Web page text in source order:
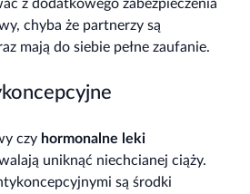
z dodatkowego zabezpieczenia
chyba że partnerzy są
mają do siebie pełne zaufanie.
czy hormonalne leki
uniknąć niechcianej ciąży.
są środki